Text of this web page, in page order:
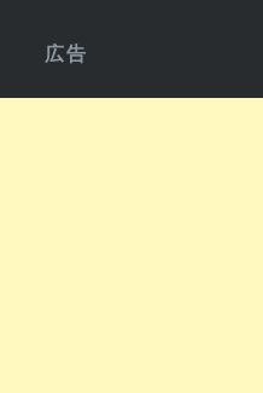
広告